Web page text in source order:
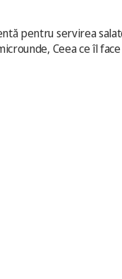
pentru servirea
Сeea ce îl